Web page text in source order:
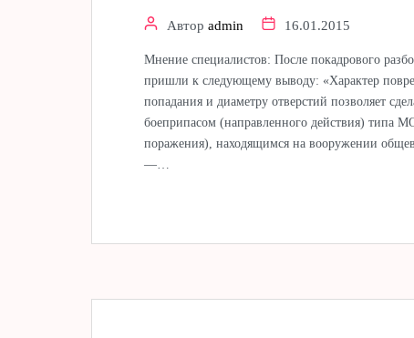
Автор admin 16.01.2015
Мнение специалистов: После покадрового
пришли к следующему выводу: «Характер
попадания и диаметру отверстий позволяет
боеприпасом (направленного действия) типа
поражения), находящимся на вооружении
—…